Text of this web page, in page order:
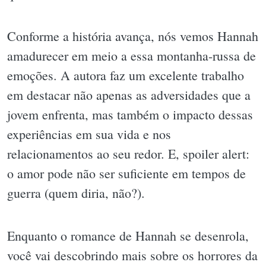
Conforme a história avança, nós vemos Hannah
amadurecer em meio a essa montanha-russa de
emoções. A autora faz um excelente trabalho
em destacar não apenas as adversidades que a
jovem enfrenta, mas também o impacto dessas
experiências em sua vida e nos
relacionamentos ao seu redor. E, spoiler alert:
o amor pode não ser suficiente em tempos de
guerra (quem diria, não?).
Enquanto o romance de Hannah se desenrola,
você vai descobrindo mais sobre os horrores da